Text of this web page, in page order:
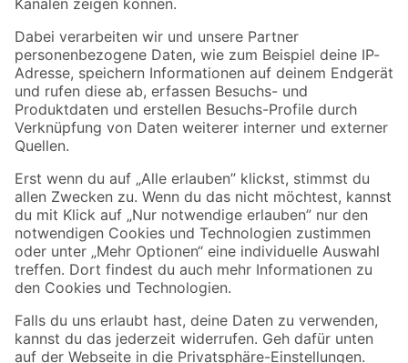
Folge uns
Zahlungsarten Versandarten
Sicher einkaufen
Jetzt die toom-App herunterladen
Alle Preisangaben in EUR inkl. gesetzl. MwSt.. Die dargestellten Angebote sind unter
Umständen nicht in allen Märkten verfügbar. Die angegebenen Verfügbarkeiten beziehen